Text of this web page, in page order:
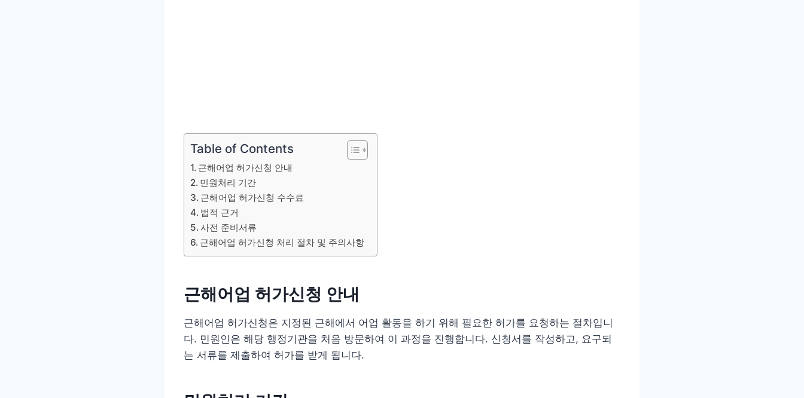
Table of Contents
근해어업 허가신청 안내
민원처리 기간
근해어업 허가신청 수수료
법적 근거
사전 준비서류
근해어업 허가신청 처리 절차 및 주의사항
근해어업 허가신청 안내
근해어업 허가신청은 지정된 근해에서 어업 활동을 하기 위해 필요한 허가를 요청하는 절차입니
다. 민원인은 해당 행정기관을 처음 방문하여 이 과정을 진행합니다. 신청서를 작성하고, 요구되
는 서류를 제출하여 허가를 받게 됩니다.